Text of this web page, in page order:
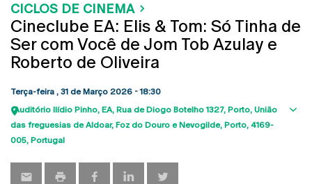
CICLOS DE CINEMA
Cineclube EA: Elis & Tom: Só Tinha de
Ser com Você de Jom Tob Azulay e
Roberto de Oliveira
Terça-feira , 31 de Março 2026 - 18:30
Auditório Ilídio Pinho, EA Rua de Diogo Botelho 1327 Porto União
das freguesias de Aldoar, Foz do Douro e Nevogilde, Porto 4169-
005 Portugal